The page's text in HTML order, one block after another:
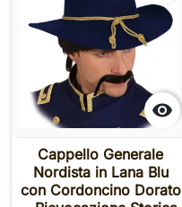

Cappello Generale
Nordista in Lana Blu
con Cordoncino Dorato